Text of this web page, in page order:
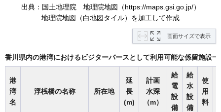
出典：国土地理院 地理院地図（https://maps.gsi.go.jp/）
地理院地図（白地図タイル）を加工して作成
画面サイズで表示
香川県内の港湾におけるビジターバースとして利用可能な係留施設一
港
湾
名
浮桟橋の名称 所在地
延
長
(m)
計画
水深
（m）
給
電
設
備
給
水
設
備
使
用
料